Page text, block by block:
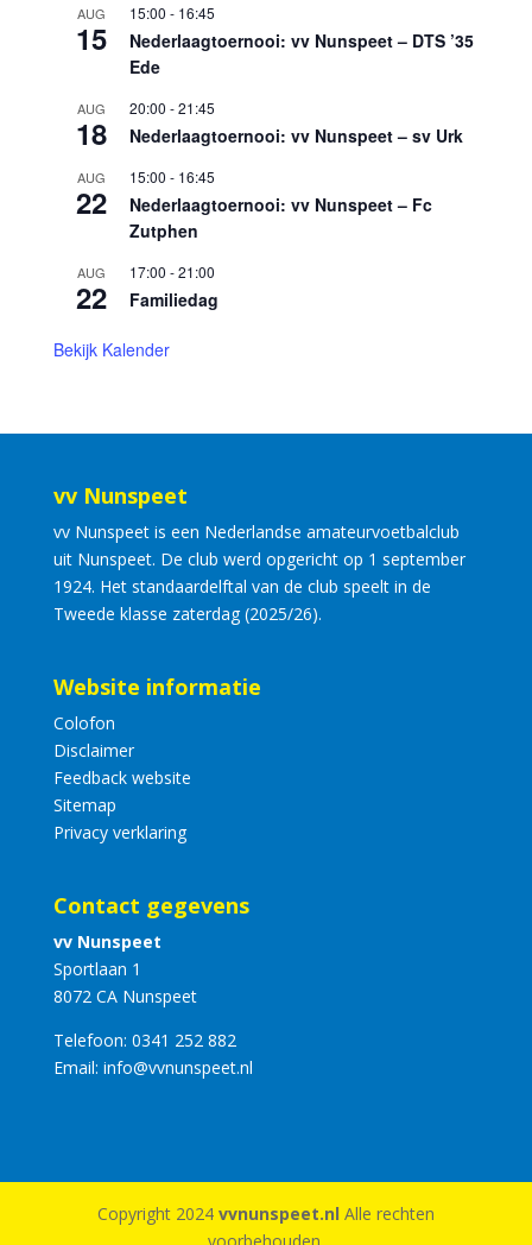
AUG
15
15:00 - 16:45
Nederlaagtoernooi: vv Nunspeet – DTS ’35
Ede
AUG
18
20:00 -21:45
Nederlaagtoernooi: vv Nunspeet – sv Urk
AUG
22
15:00 - 16:45
Nederlaagtoernooi: vv Nunspeet – Fc
Zutphen
AUG
22
17:00 -21:00
Familiedag
Bekijk Kalender
vv Nunspeet
vv Nunspeet is een Nederlandse amateurvoetbalclub
uit Nunspeet. De club werd opgericht op 1 september
1924. Het standaardelftal van de club speelt in de
Tweede klasse zaterdag (2025/26).
Website informatie
Colofon
Disclaimer
Feedback website
Sitemap
Privacy verklaring
Contact gegevens
vv Nunspeet
Sportlaan 1
8072 CA Nunspeet
Telefoon: 0341 252 882
Email: info@vvnunspeet.nl
Copyright 2024 vvnunspeet.nl Alle rechten
voorbehouden.